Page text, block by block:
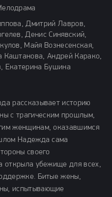
Дмитрий Лавров,
Денис Синявский,
Майя Вознесенская,
Каштанова, Андрей Карако,
Екатерина Бушина
рассказывает историю
с трагическим прошлым,
женщинам, оказавшимся
Надежда сама
своего
открыла убежище для всех,
Битые жены,
испытывающие